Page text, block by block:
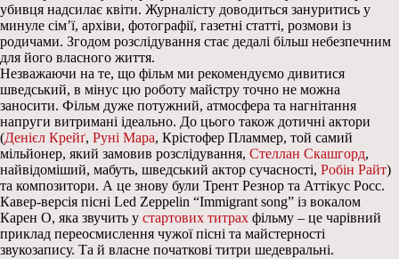
убивця надсилає квіти. Журналісту доводиться зануритись у
минуле сім’ї, архіви, фотографії, газетні статті, розмови із
родичами. Згодом розслідування стає дедалі більш небезпечним
для його власного життя.
Незважаючи на те, що фільм ми рекомендуємо дивитися
шведський, в мінус цю роботу майстру точно не можна
заносити. Фільм дуже потужний, атмосфера та нагнітання
напруги витримані ідеально. До цього також дотичні актори
(Денієл Крейґ, Руні Мара, Крістофер Пламмер, той самий
мільйонер, який замовив розслідування, Стеллан Скашгорд,
найвідоміший, мабуть, шведський актор сучасності, Робін Райт)
та композитори. А це знову були Трент Резнор та Аттікус Росс.
Кавер-версія пісні Led Zeppelin “Immigrant song” із вокалом
Карен О, яка звучить у стартових титрах фільму – це чарівний
приклад переосмислення чужої пісні та майстерності
звукозапису. Та й власне початкові титри шедевральні.